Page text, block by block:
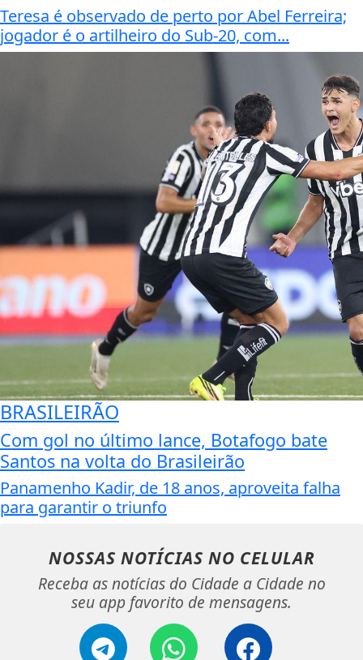
Teresa é observado de perto por Abel Ferreira;
jogador é o artilheiro do Sub-20, com...
BRASILEIRÃO
Com gol no último lance, Botafogo bate
Santos na volta do Brasileirão
Panamenho Kadir, de 18 anos, aproveita falha
para garantir o triunfo
NOSSAS NOTÍCIAS NO CELULAR
Receba as notícias do Cidade a Cidade no
seu app favorito de mensagens.